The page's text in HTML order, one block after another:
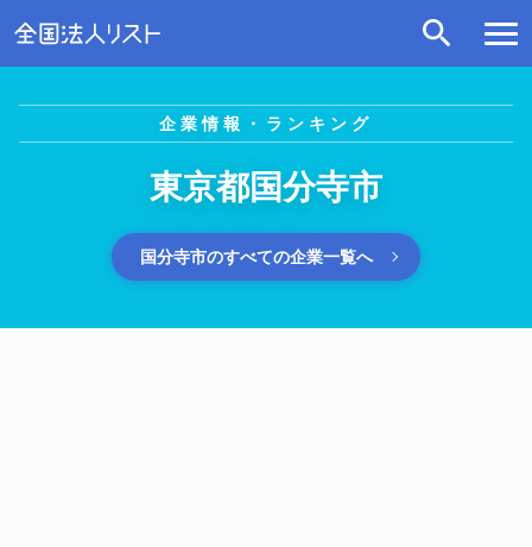
企業情報・ランキング
東京都国分寺市
国分寺市のすべての企業一覧へ